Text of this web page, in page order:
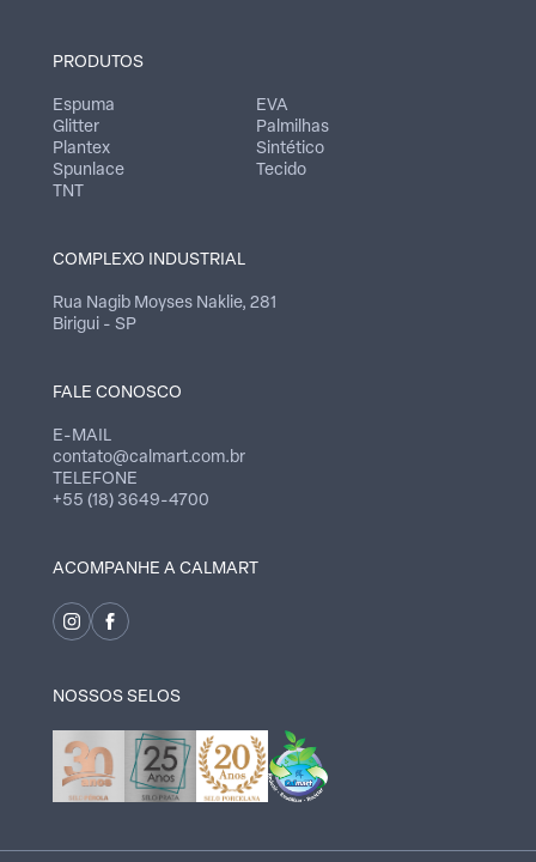
PRODUTOS
Espuma
EVA
Glitter
Palmilhas
Plantex
Sintético
Spunlace
Tecido
TNT
COMPLEXO INDUSTRIAL
Rua Nagib Moyses Naklie, 281
Birigui - SP
FALE CONOSCO
E-MAIL
contato@calmart.com.br
TELEFONE
+55 (18) 3649-4700
ACOMPANHE A CALMART
NOSSOS SELOS